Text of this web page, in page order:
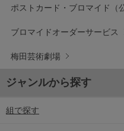
ポストカード・ブロマイド（
ブロマイドオーダーサービス
梅田芸術劇場
ジャンルから探す
組で探す